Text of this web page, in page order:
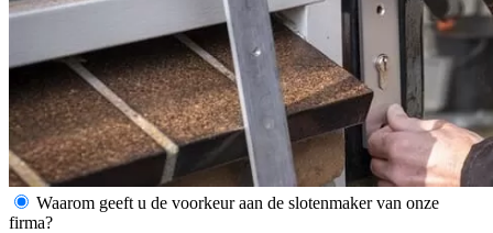
Waarom geeft u de voorkeur aan de slotenmaker van onze
firma?